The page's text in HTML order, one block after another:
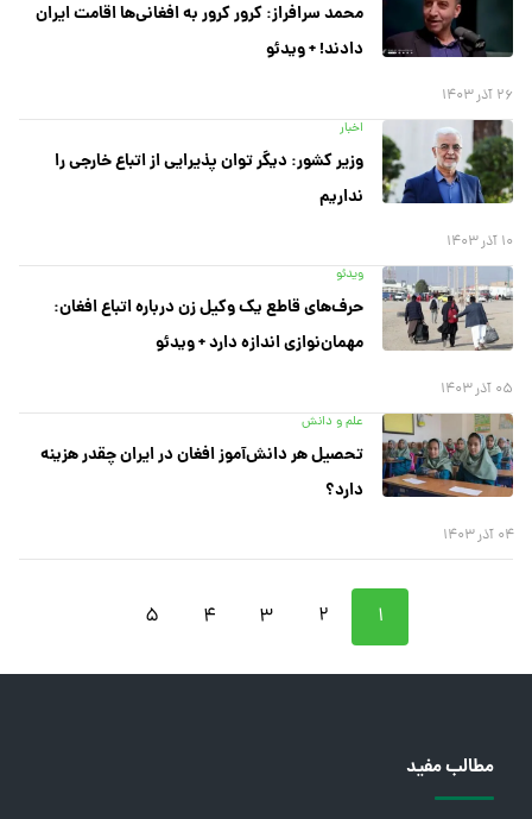
محمد سرافراز: کرور کرور به افغانی‌ها اقامت ایران
دادند! + ویدئو
۲۶ آذر ۱۴۰۳
اخبار
وزیر کشور: دیگر توان پذیرایی از اتباع خارجی را
نداریم
۱۰ آذر ۱۴۰۳
ویدئو
حرف‌های قاطع یک وکیل زن درباره اتباع افغان:
مهمان‌نوازی اندازه دارد + ویدئو
۰۵ آذر ۱۴۰۳
علم و دانش
تحصیل هر دانش‌آموز افغان در ایران چقدر هزینه
دارد؟
۰۴ آذر ۱۴۰۳
۱ ۲ ۳ ۴ ۵
مطالب مفید